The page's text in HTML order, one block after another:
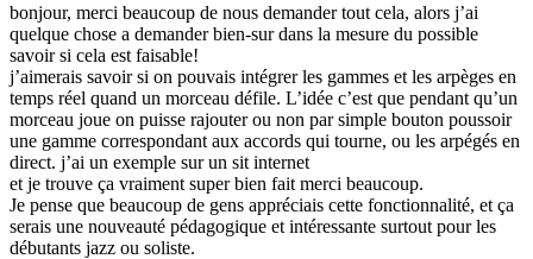
bonjour, merci beaucoup de nous demander tout cela, alors j’ai
quelque chose a demander bien-sur dans la mesure du possible
savoir si cela est faisable!
j’aimerais savoir si on pouvais intégrer les gammes et les arpèges en
temps réel quand un morceau défile. L’idée c’est que pendant qu’un
morceau joue on puisse rajouter ou non par simple bouton poussoir
une gamme correspondant aux accords qui tourne, ou les arpégés en
direct. j’ai un exemple sur un sit internet
et je trouve ça vraiment super bien fait merci beaucoup.
Je pense que beaucoup de gens appréciais cette fonctionnalité, et ça
serais une nouveauté pédagogique et intéressante surtout pour les
débutants jazz ou soliste.